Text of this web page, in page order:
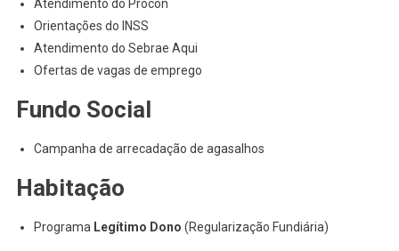
Atendimento do Procon
Orientações do INSS
Atendimento do Sebrae Aqui
Ofertas de vagas de emprego
Fundo Social
Campanha de arrecadação de agasalhos
Habitação
Programa Legítimo Dono (Regularização Fundiária)